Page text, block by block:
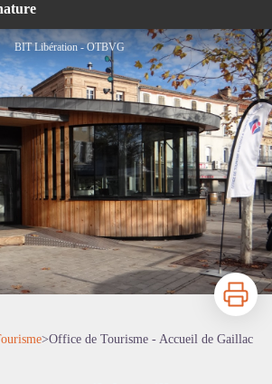
BIT Libération - OTBVG
Imprimer
>Office de Tourisme - Accueil de Gaillac